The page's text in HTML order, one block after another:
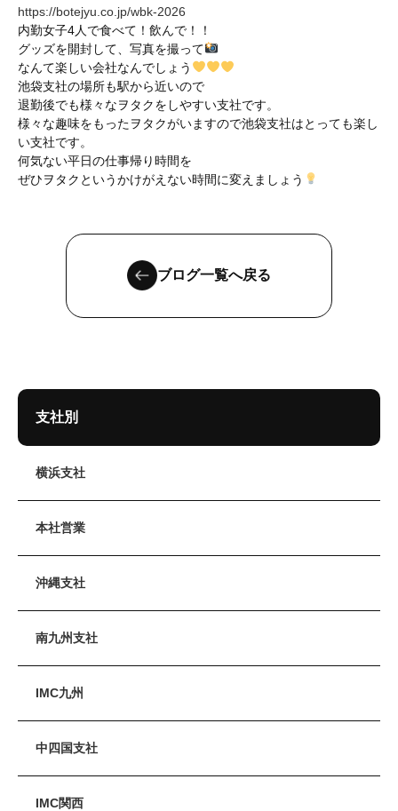
https://botejyu.co.jp/wbk-2026
内勤女子4人で食べて！飲んで！！
グッズを開封して、写真を撮って
なんて楽しい会社なんでしょう
池袋支社の場所も駅から近いので
退勤後でも様々なヲタクをしやすい支社です。
様々な趣味をもったヲタクがいますので池袋支社はとっても楽し
い支社です。
何気ない平日の仕事帰り時間を
ぜひヲタクというかけがえない時間に変えましょう
ブログ一覧へ戻る
支社別
横浜支社
本社営業
沖縄支社
南九州支社
IMC九州
中四国支社
IMC関西